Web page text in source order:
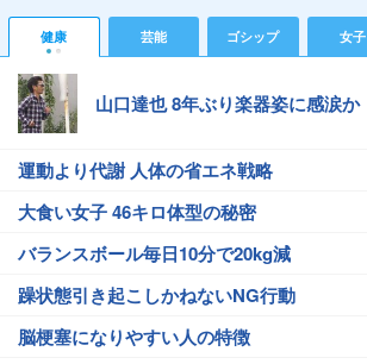
健康 芸能 ゴシップ 女子
山口達也 8年ぶり楽器姿に感涙か
運動より代謝 人体の省エネ戦略
大食い女子 46キロ体型の秘密
バランスボール毎日10分で20kg減
躁状態引き起こしかねないNG行動
脳梗塞になりやすい人の特徴